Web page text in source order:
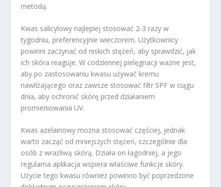
metodą.
Kwas salicylowy najlepiej stosować 2-3 razy w
tygodniu, preferencyjnie wieczorem. Użytkownicy
powinni zaczynać od niskich stężeń, aby sprawdzić, jak
ich skóra reaguje. W codziennej pielęgnacji ważne jest,
aby po zastosowaniu kwasu używać kremu
nawilżającego oraz zawsze stosować filtr SPF w ciągu
dnia, aby ochronić skórę przed działaniem
promieniowania UV.
Kwas azelainowy można stosować częściej, jednak
warto zacząć od mniejszych stężeń, szczególnie dla
osób z wrażliwą skórą. Działa on łagodniej, a jego
regularna aplikacja wspiera właściwe funkcje skóry.
Użycie tego kwasu również powinno być poprzedzone